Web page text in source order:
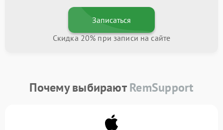
Записаться
Скидка 20% при записи на сайте
Почему выбираютRemSupport